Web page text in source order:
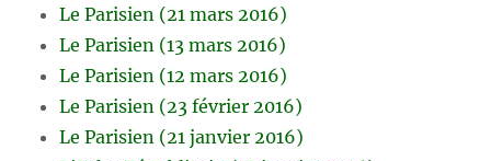
Le Parisien (21 mars 2016)
Le Parisien (13 mars 2016)
Le Parisien (12 mars 2016)
Le Parisien (23 février 2016)
Le Parisien (21 janvier 2016)